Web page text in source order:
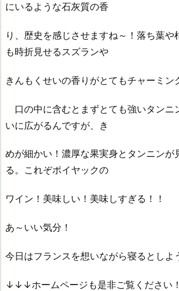
にいるような石灰質の香
り、歴史を感じさせますね～！落ち葉や
も時折見せるスズランや
きんもくせいの香りがとてもチャーミン
口の中に含むとまずとても強いタンニ
いに広がるんですが、き
めが細かい！濃厚な果実身とタンニンが
る。これぞポイヤックの
ワイン！美味しい！美味しすぎる！！
あ～いい気分！
今日はフランスを想いながら寝るとしよ
↓↓↓ホームページも是非ご覧ください